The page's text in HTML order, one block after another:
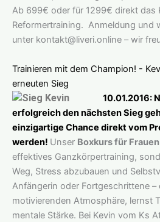
Ab 699€ oder für 1299€ direkt das
Reformertraining. Anmeldung und
unter kontakt@liveri.online – wir
Trainieren mit dem Champion! -
erneuten Sieg
10.01.2016:
erfolgreich den nächsten Sieg
einzigartige Chance direkt vom
werden! Unser Boxkurs für Frauen
effektives Ganzkörpertraining,
Weg, Stress abzubauen und
Anfängerin oder Fortgeschrittene –
motivierenden Atmosphäre, lernst
mentale Stärke. Bei Kevin vom Ks